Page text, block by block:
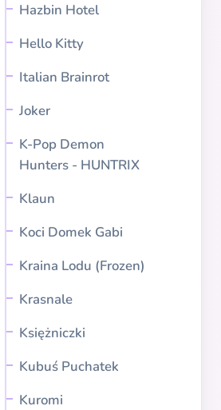
Hazbin Hotel
Hello Kitty
Italian Brainrot
Joker
K-Pop Demon
Hunters - HUNTRIX
Klaun
Koci Domek Gabi
Kraina Lodu (Frozen)
Krasnale
Księżniczki
Kubuś Puchatek
Kuromi